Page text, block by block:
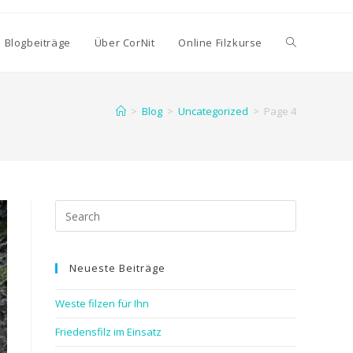
Blogbeiträge Über CorNit Online Filzkurse
> Blog > Uncategorized > Page 4
Neueste Beiträge
Weste filzen für Ihn
Friedensfilz im Einsatz